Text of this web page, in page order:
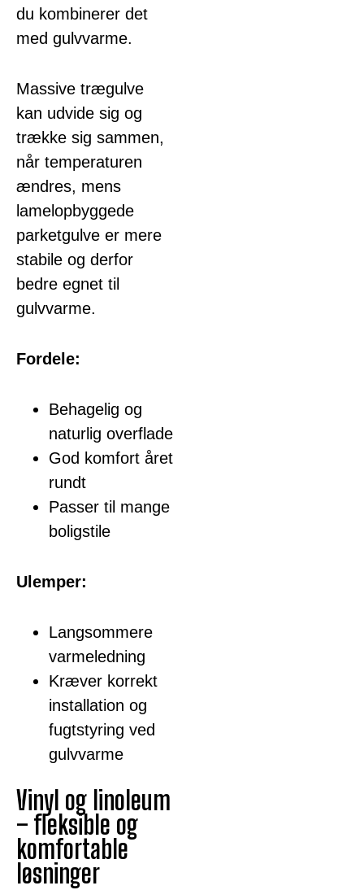
du kombinerer det
med gulvvarme.
Massive trægulve
kan udvide sig og
trække sig sammen,
når temperaturen
ændres, mens
lamelopbyggede
parketgulve er mere
stabile og derfor
bedre egnet til
gulvvarme.
Fordele:
Behagelig og
naturlig overflade
God komfort året
rundt
Passer til mange
boligstile
Ulemper:
Langsommere
varmeledning
Kræver korrekt
installation og
fugtstyring ved
gulvvarme
Vinyl og linoleum
– fleksible og
komfortable
løsninger